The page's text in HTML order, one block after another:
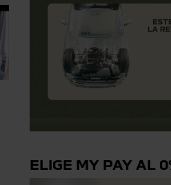
ELIGE MY PAY AL